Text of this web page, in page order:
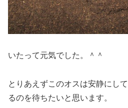
いたって元気でした。＾＾
とりあえずこのオスは安静にし
るのを待ちたいと思います。